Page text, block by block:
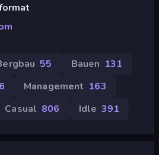
55 Bauen 131
Management 163
Casual 806 Idle 391